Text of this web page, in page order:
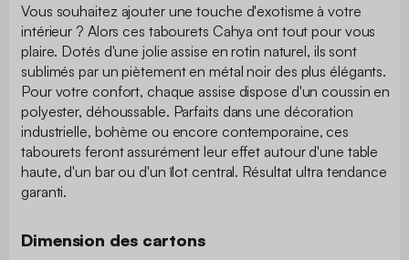
Vous souhaitez ajouter une touche d'exotisme à votre
intérieur ? Alors ces tabourets Cahya ont tout pour vous
plaire. Dotés d'une jolie assise en rotin naturel, ils sont
sublimés par un piètement en métal noir des plus élégants.
Pour votre confort, chaque assise dispose d'un coussin en
polyester, déhoussable. Parfaits dans une décoration
industrielle, bohème ou encore contemporaine, ces
tabourets feront assurément leur effet autour d'une table
haute, d'un bar ou d'un îlot central. Résultat ultra tendance
garanti.
Dimension des cartons